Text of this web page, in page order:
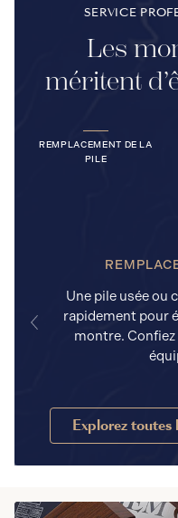
SERVICE
Les
méritent
REMPLACEMENT DE LA
PILE
Une pile usée ou
rapidement pour
montre.
Explorez toutes